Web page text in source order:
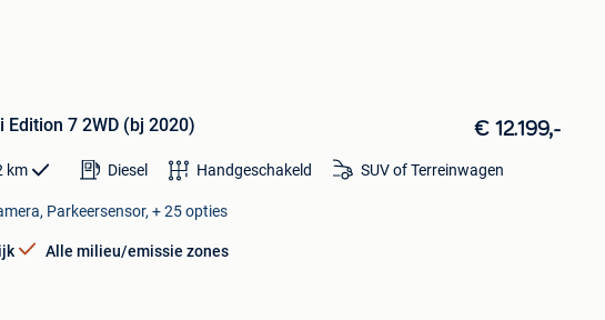
Edition 7 2WD (bj 2020) € 12.199,-
km Diesel Handgeschakeld SUV of Terreinwagen
Parkeersensor, + 25 opties
Alle milieu/emissie zones